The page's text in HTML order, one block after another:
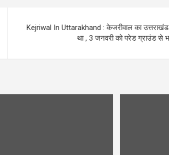
Kejriwal In Uttarakhand : केजरीवाल का उत्तराखंड
था , 3 जनवरी को परेड ग्राउंड से